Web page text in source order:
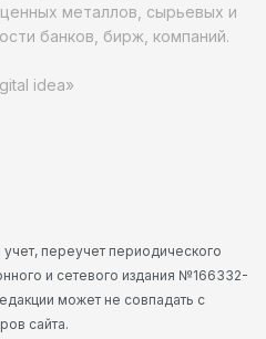
металлов, сырьевых и
банков, бирж, компаний.
idea»
переучет периодического
и сетевого издания №166332-
может не совпадать с
сайта.